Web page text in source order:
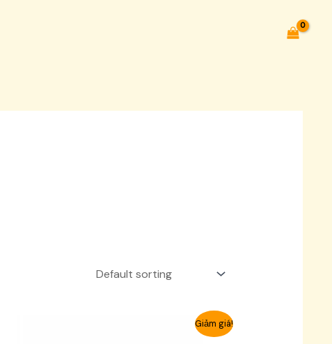
Giảm giá!